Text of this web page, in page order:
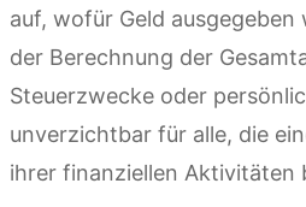
auf, wofür Geld
der Berechnung der
Steuerzwecke oder
unverzichtbar für alle, die
ihrer finanziellen Aktivitäten